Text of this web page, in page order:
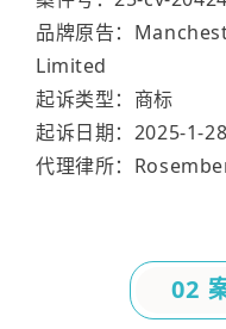
品牌原告：
Limited
起诉类型：商标
起诉日期：2025-1-28
代理律所：
02